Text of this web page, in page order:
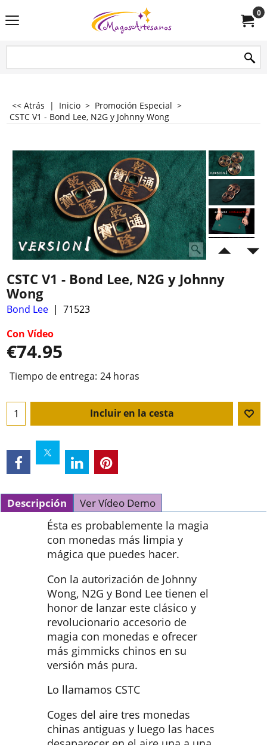
0
<< Atrás | Inicio > Promoción Especial >
CSTC V1 - Bond Lee, N2G y Johnny Wong
CSTC V1 - Bond Lee, N2G y Johnny
Wong
Bond Lee
71523
Con Vídeo
€74.95
Tiempo de entrega: 24 horas
Incluir en la cesta
Descripción Ver Vídeo Demo
Ésta es probablemente la magia
con monedas más limpia y
mágica que puedes hacer.
Con la autorización de Johnny
Wong, N2G y Bond Lee tienen el
honor de lanzar este clásico y
revolucionario accesorio de
magia con monedas e ofrecer
más gimmicks chinos en su
versión más pura.
Lo llamamos CSTC
Coges del aire tres monedas
chinas antiguas y luego las haces